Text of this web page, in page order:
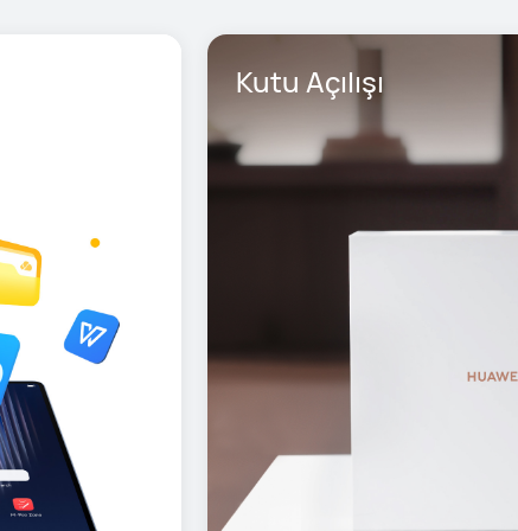
Kutu Açılışı